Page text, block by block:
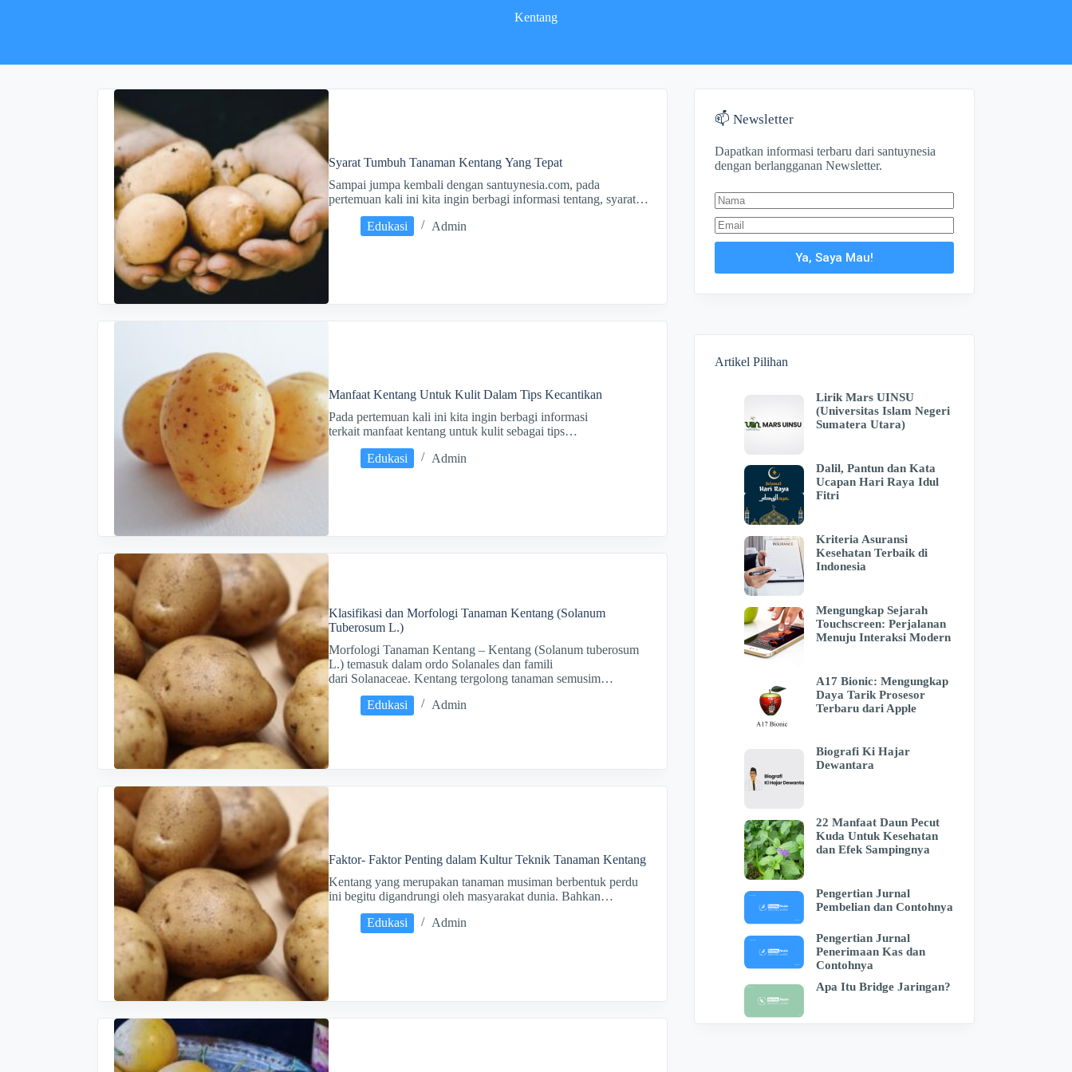
Kentang
Syarat Tumbuh Tanaman Kentang Yang Tepat
Sampai jumpa kembali dengan santuynesia.com, pada
pertemuan kali ini kita ingin berbagi informasi tentang, syarat…
Edukasi
Admin
Manfaat Kentang Untuk Kulit Dalam Tips Kecantikan
Pada pertemuan kali ini kita ingin berbagi informasi
terkait manfaat kentang untuk kulit sebagai tips…
Edukasi
Admin
Klasifikasi dan Morfologi Tanaman Kentang (Solanum
Tuberosum L.)
Morfologi Tanaman Kentang – Kentang (Solanum tuberosum
L.) temasuk dalam ordo Solanales dan famili
dari Solanaceae. Kentang tergolong tanaman semusim…
Edukasi
Admin
Faktor- Faktor Penting dalam Kultur Teknik Tanaman Kentang
Kentang yang merupakan tanaman musiman berbentuk perdu
ini begitu digandrungi oleh masyarakat dunia. Bahkan…
Edukasi
Admin
📫 Newsletter
Dapatkan informasi terbaru dari santuynesia
dengan berlangganan Newsletter.
Ya, Saya Mau!
Artikel Pilihan
Lirik Mars UINSU
(Universitas Islam Negeri
Sumatera Utara)
Dalil, Pantun dan Kata
Ucapan Hari Raya Idul
Fitri
Kriteria Asuransi
Kesehatan Terbaik di
Indonesia
Mengungkap Sejarah
Touchscreen: Perjalanan
Menuju Interaksi Modern
A17 Bionic: Mengungkap
Daya Tarik Prosesor
Terbaru dari Apple
Biografi Ki Hajar
Dewantara
22 Manfaat Daun Pecut
Kuda Untuk Kesehatan
dan Efek Sampingnya
Pengertian Jurnal
Pembelian dan Contohnya
Pengertian Jurnal
Penerimaan Kas dan
Contohnya
Apa Itu Bridge Jaringan?